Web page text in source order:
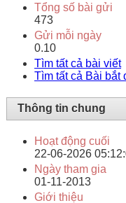
Tổng số bài gửi
473
Gửi mỗi ngày
0.10
Tìm tất cả bài viết
Tìm tất cả Bài bắt
Thông tin chung
Hoạt động cuối
22-06-2026
Ngày tham gia
01-11-2013
Giới thiệu